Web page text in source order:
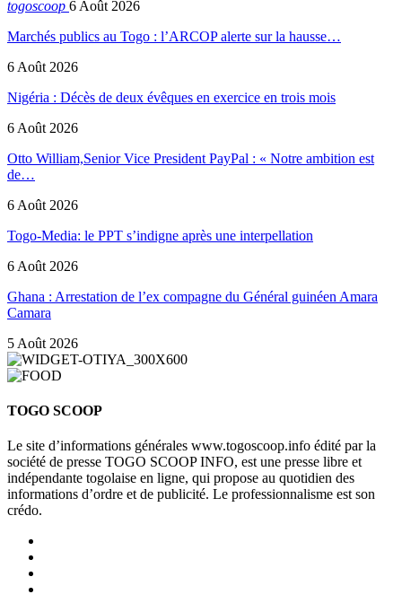
togoscoop 6 Août 2026
Marchés publics au Togo : l’ARCOP alerte sur la hausse…
6 Août 2026
Nigéria : Décès de deux évêques en exercice en trois mois
6 Août 2026
Otto William,Senior Vice President PayPal : « Notre ambition est
de…
6 Août 2026
Togo-Media: le PPT s’indigne après une interpellation
6 Août 2026
Ghana : Arrestation de l’ex compagne du Général guinéen Amara
Camara
5 Août 2026
TOGO SCOOP
Le site d’informations générales www.togoscoop.info édité par la
société de presse TOGO SCOOP INFO, est une presse libre et
indépendante togolaise en ligne, qui propose au quotidien des
informations d’ordre et de publicité. Le professionnalisme est son
crédo.